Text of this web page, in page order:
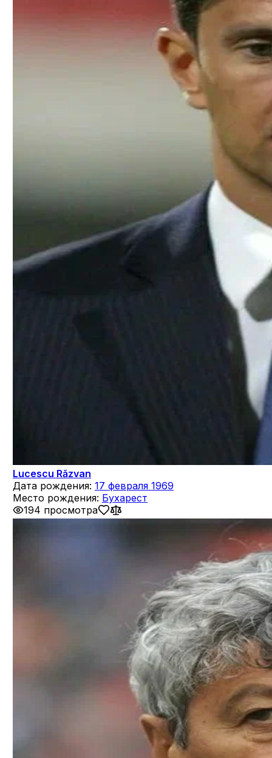
Lucescu Răzvan
Дата рождения: 17 февраля 1969
Место рождения: Бухарест
194 просмотра